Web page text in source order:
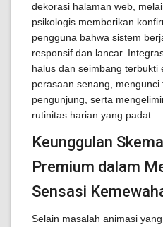
dekorasi halaman web,
psikologis memberikan
pengguna bahwa sistem
responsif dan lancar.
halus dan seimbang terbukti
perasaan senang,
pengunjung, serta
rutinitas harian yang padat.
Keunggulan
Premium dalam
Sensasi
Selain masalah animasi